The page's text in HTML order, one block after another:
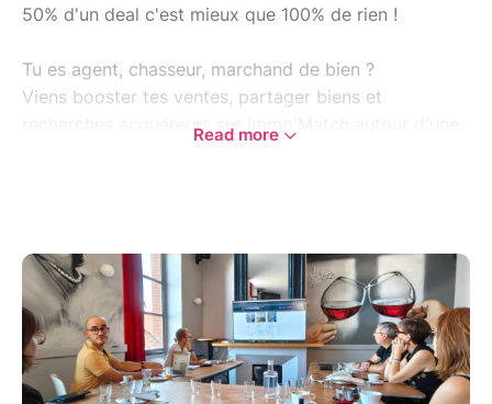
50% d'un deal c'est mieux que 100% de rien !
Tu es agent, chasseur, marchand de bien ?
Viens booster tes ventes, partager biens et
recherches acquéreurs sur Immo'Match autour d'une
Réservé aux agents, mandataires immo, chasseurs
& marchands de biens.
Pour des questions d'organisation, fermeture des
réservations à 18h00 la veille.
Read more